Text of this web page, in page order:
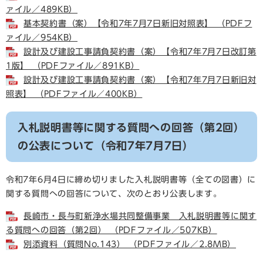
ァイル／489KB）
基本契約書（案）【令和7年7月7日新旧対照表】 （PDFフ
ァイル／954KB）
設計及び建設工事請負契約書（案）【令和7年7月7日改訂第
1版】 （PDFファイル／891KB）
設計及び建設工事請負契約書（案）【令和7年7月7日新旧対
照表】 （PDFファイル／400KB）
入札説明書等に関する質問への回答（第2回）
の公表について（令和7年7月7日）
令和7年6月4日に締め切りました入札説明書等（全ての図書）に
関する質問への回答について、次のとおり公表します。
長崎市・長与町新浄水場共同整備事業 入札説明書等に関す
る質問への回答（第2回） （PDFファイル／507KB）
別添資料（質問No.143） （PDFファイル／2.8MB）